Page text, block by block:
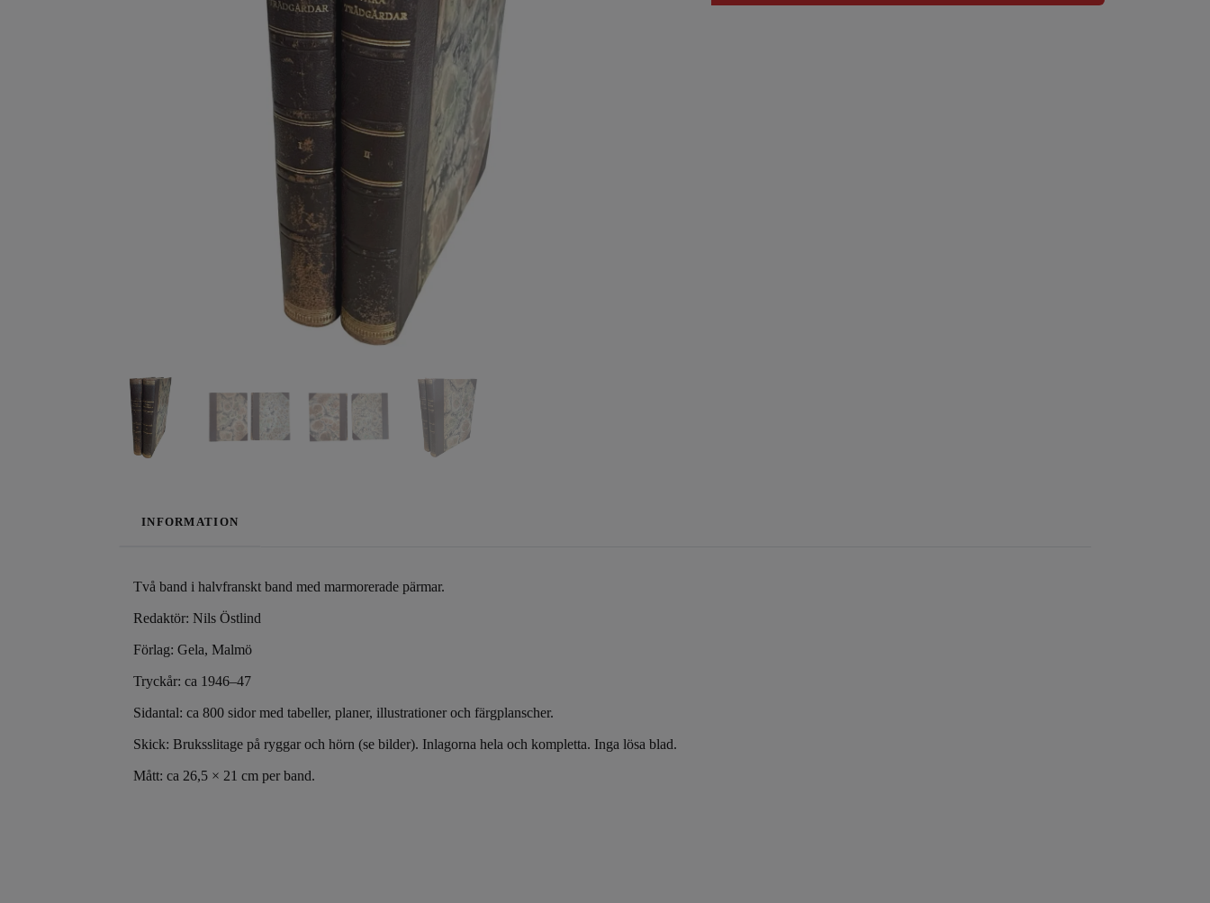
INFORMATION
Två band i halvfranskt band med marmorerade pärmar.
Redaktör: Nils Östlind
Förlag: Gela, Malmö
Tryckår: ca 1946–47
Sidantal: ca 800 sidor med tabeller, planer, illustrationer och färgplanscher.
Skick: Bruksslitage på ryggar och hörn (se bilder). Inlagorna hela och kompletta. Inga lösa blad.
Mått: ca 26,5 × 21 cm per band.